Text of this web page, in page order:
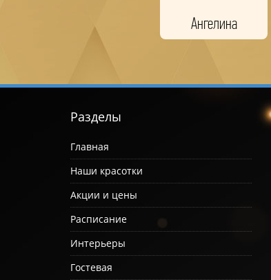
Ангелина
Разделы
Главная
Наши красотки
Акции и цены
Расписание
Интерьеры
Гостевая